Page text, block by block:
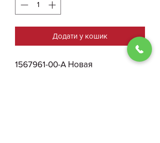
Додати у кошик
1567961-00-A Новая